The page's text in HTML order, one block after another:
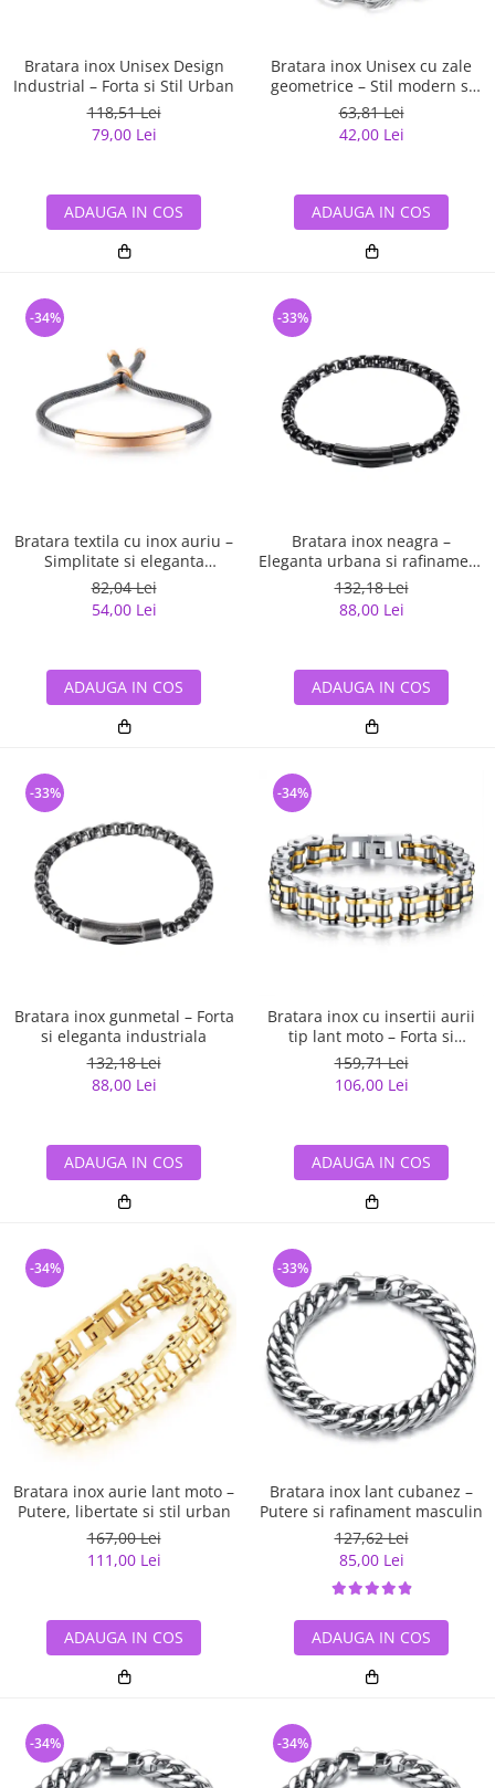
Bratara inox Unisex Design
Industrial – Forta si Stil Urban
118,51 Lei
79,00 Lei
ADAUGA IN COS
Bratara inox Unisex cu zale
geometrice – Stil modern si
eleganta metalica
63,81 Lei
42,00 Lei
ADAUGA IN COS
Bratara textila cu inox auriu –
Simplitate si eleganta
moderna
82,04 Lei
54,00 Lei
-34%
ADAUGA IN COS
Bratara inox neagra –
Eleganta urbana si rafinament
masculin
132,18 Lei
88,00 Lei
-33%
ADAUGA IN COS
Bratara inox gunmetal – Forta
si eleganta industriala
132,18 Lei
88,00 Lei
-33%
ADAUGA IN COS
Bratara inox cu insertii aurii
tip lant moto – Forta si
rafinament masculin
159,71 Lei
106,00 Lei
-34%
ADAUGA IN COS
Bratara inox aurie lant moto –
Putere, libertate si stil urban
167,00 Lei
111,00 Lei
-34%
ADAUGA IN COS
Bratara inox lant cubanez –
Putere si rafinament masculin
127,62 Lei
85,00 Lei
-33%
ADAUGA IN COS
-34% -34%